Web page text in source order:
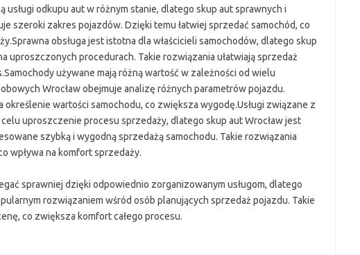
usługi odkupu aut w różnym stanie, dlatego skup aut sprawnych i
szeroki zakres pojazdów. Dzięki temu łatwiej sprzedać samochód, co
obsługa jest istotna dla właścicieli samochodów, dlatego skup
uproszczonych procedurach. Takie rozwiązania ułatwiają sprzedaż
używane mają różną wartość w zależności od wielu
Wrocław obejmuje analizę różnych parametrów pojazdu.
wartości samochodu, co zwiększa wygodę.Usługi związane z
uproszczenie procesu sprzedaży, dlatego skup aut Wrocław jest
szybką i wygodną sprzedażą samochodu. Takie rozwiązania
wpływa na komfort sprzedaży.
sprawniej dzięki odpowiednio zorganizowanym usługom, dlatego
rozwiązaniem wśród osób planujących sprzedaż pojazdu. Takie
co zwiększa komfort całego procesu.